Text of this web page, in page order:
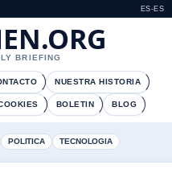
ES-ES
BRIEFING
NUESTRA HISTORIA
BOLETIN BLOG
POLITICA TECNOLOGIA